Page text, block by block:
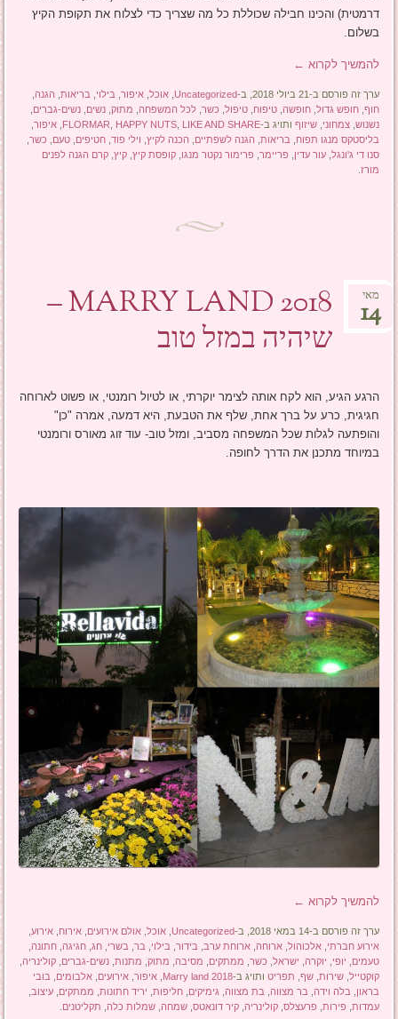
דרמטית) והכינו חבילה שכוללת כל מה שצריך כדי לצלוח את תקופת הקיץ
בשלום.
להמשיך לקרוא ←
ערך זה פורסם ב-21 ביולי 2018, ב- Uncategorized
,אוכל ,איפור בילוי בריאות הגנה
חוף ,חופש גדול ,חופשה ,טיפוח ,טיפול כשר ,לכל המשפחה מתוק ,נשים ,נשים-גברים
נשנוש ,צמחוני ,שיזוף ותויג ב- FLORMAR HAPPY NUTS, LIKE AND SHARE
,איפור
בליסטקס מנגו תפוח
בריאות הגנה לשפתיים הכנה לקיץ וילי פוד ,חטיפים ,טעם כשר
סנו די ג'ונגל ,עור עדין פריימר פרימור נקטר מנגו ,קופסת קיץ ,קיץ ,קרם הגנה לפנים
מורז
MARRY LAND 2018 –
שיהיה במזל טוב
מאי
14
הרגע הגיע, הוא לקח אותה לצימר יוקרתי, או לטיול רומנטי, או פשוט לארוחה
חגיגית, כרע על ברך אחת, שלף את הטבעת, היא דמעה, אמרה "כן"
והופתעה לגלות שכל המשפחה מסביב, ומזל טוב- עוד זוג מאורס ורומנטי
במיוחד מתכנן את הדרך לחופה.
להמשיך לקרוא ←
ערך זה פורסם ב-14 במאי 2018, ב- Uncategorized
,אוכל ,אולם אירועים ,אירוח ,אירוע
אירוע חברתי ,אלכוהול ,ארוחה ,ארוחת ערב בידור בילוי בר בשרי ,חג ,חגיגה ,חתונה
טעמים
יופי יוקרה ישראל כשר ממתקים מסיבה מתוק מתנות ,נשים-גברים ,קולינריה
קוקטייל ,שירות ,שף תפריט ותויג ב-Marry land 2018
,איפור ,אירועים ,אלבומים
בובי
בראון
בלה וידה בר מצווה בת מצווה גימיקים ,חליפות יריד חתונות ממתקים ,עיצוב
עמדות פירות פרעצלס ,קולינריה ,קיר דונאטס ,שמחה ,שמלות כלה תקליטנים